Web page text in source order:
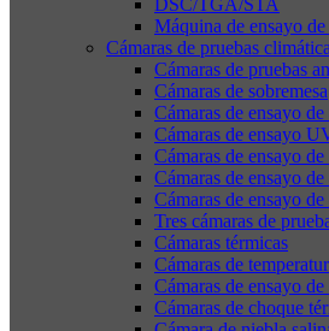
DSC/TGA/STA
Máquina de ensayo
Cámaras de pruebas
Cámaras de pruebas
Cámaras de sobremesa
Cámaras de ensayo
Cámaras de ensayo
Cámaras de ensayo
Cámaras de ensayo de
Cámaras de ensayo
Tres cámaras de
Cámaras térmicas
Cámaras de
Cámaras de ensayo
Cámaras de choque